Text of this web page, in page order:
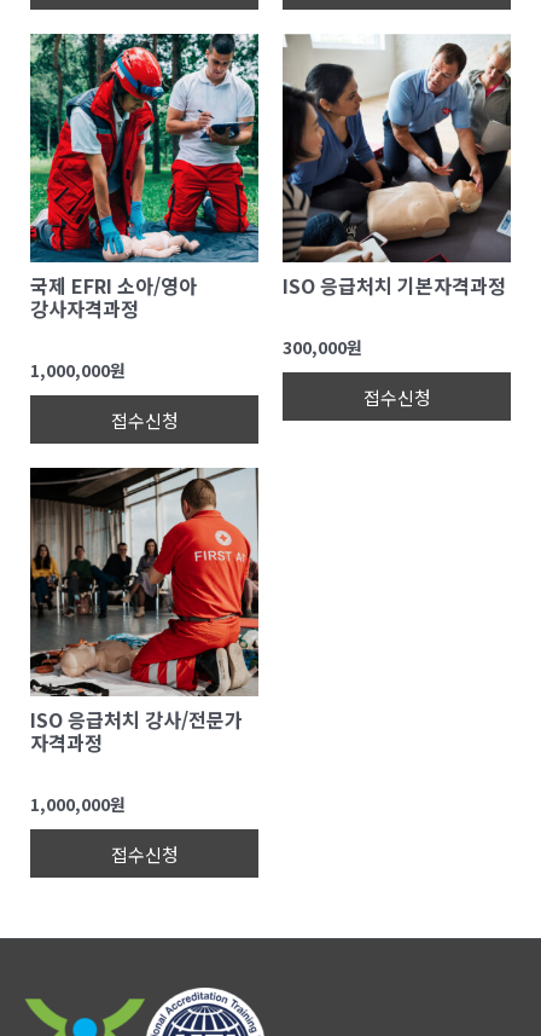
국제 EFRI 소아/영아
강사자격과정
1,000,000원
접수신청
ISO 응급처치 기본자격과정
300,000원
접수신청
ISO 응급처치 강사/전문가
자격과정
1,000,000원
접수신청